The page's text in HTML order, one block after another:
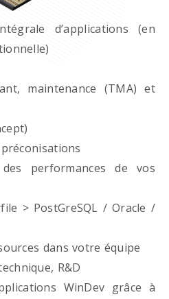
d’applications (en
maintenance (TMA) et
performances de vos
> PostGreSQL / Oracle /
dans votre équipe
R&D
WinDev grâce à